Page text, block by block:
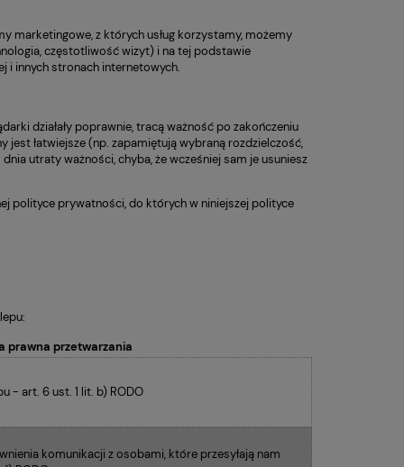
marketingowe, z których usług korzystamy, możemy
częstotliwość wizyt) i na tej podstawie
i innych stronach internetowych.
działały poprawnie, tracą ważność po zakończeniu
jest łatwiejsze (np. zapamiętują wybraną rozdzielczość,
utraty ważności, chyba, że wcześniej sam je usuniesz
polityce prywatności, do których w niniejszej polityce
prawna przetwarzania
- art. 6 ust. 1 lit. b) RODO
komunikacji z osobami, które przesyłają nam